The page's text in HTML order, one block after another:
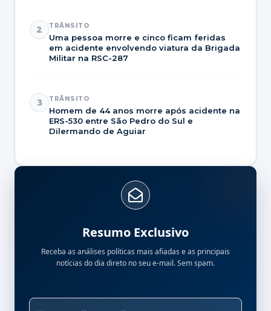
2 TRÂNSITO
Uma pessoa morre e cinco ficam feridas
em acidente envolvendo viatura da Brigada
Militar na RSC-287
3 TRÂNSITO
Homem de 44 anos morre após acidente na
ERS-530 entre São Pedro do Sul e
Dilermando de Aguiar
Resumo Exclusivo
Receba as análises políticas mais afiadas e as principais
notícias do dia direto no seu e-mail. Sem spam.